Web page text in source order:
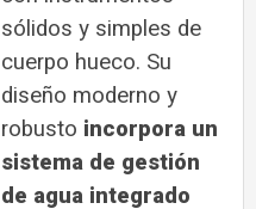
sólidos y simples de
cuerpo hueco. Su
diseño moderno y
robusto incorpora un
sistema de gestión
de agua integrado